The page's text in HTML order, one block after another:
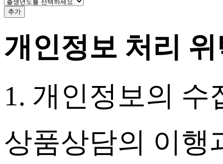
추가
개인정보 처리
1. 개인정보의 수
상품상담의 이행